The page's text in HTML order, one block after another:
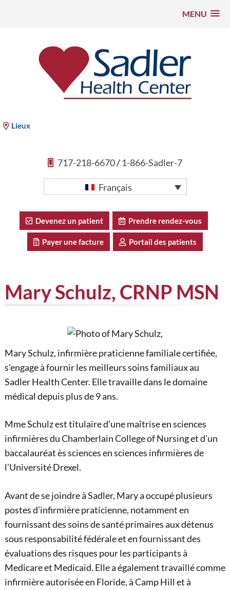
MENU
Lieux
717-218-6670/ 1-866-Sadler-7
Français
Devenez un patient Prendre rendez-vous
Payer une facture Portail des patients
Mary Schulz, CRNP MSN
Mary Schulz, infirmière praticienne familiale certifiée,
s’engage à fournir les meilleurs soins familiaux au
Sadler Health Center. Elle travaille dans le domaine
médical depuis plus de 9 ans.
Mme Schulz est titulaire d’une maîtrise en sciences
infirmières du Chamberlain College of Nursing et d’un
baccalauréat ès sciences en sciences infirmières de
l’Université Drexel.
Avant de se joindre à Sadler, Mary a occupé plusieurs
postes d’infirmière praticienne, notamment en
fournissant des soins de santé primaires aux détenus
sous responsabilité fédérale et en fournissant des
évaluations des risques pour les participants à
Medicare et Medicaid. Elle a également travaillé comme
infirmière autorisée en Floride, à Camp Hill et à